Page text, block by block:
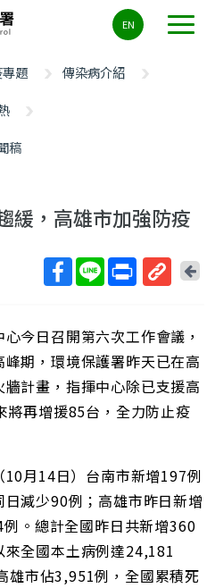
EN
題
傳染病介紹
稿
緩，高雄市加強防疫
短
網
址
回
今日召開第六次工作會議，
期，環境保護署昨天已在高
計畫，指揮中心除已支援高
將再增援85台，全力防止疫
月14日）台南市新增197例
減少90例；高雄市昨日新增
。總計全國昨日共新增360
全國本土病例達24,181
雄市佔3,951例，全國累積死